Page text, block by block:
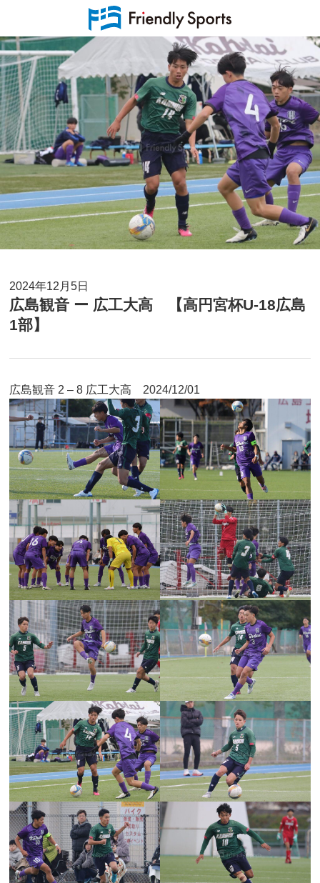
2024年12月5日
広島観音 ー 広工大高 【高円宮杯U-18広島
1部】
広島観音 2 – 8 広工大高 2024/12/01